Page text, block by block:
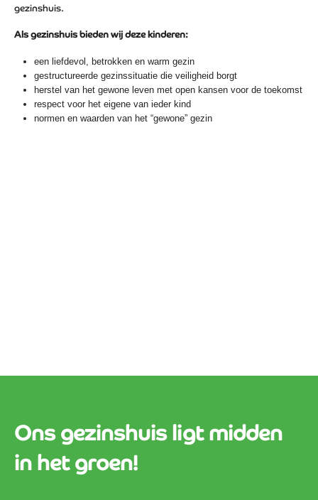
gezinshuis.
Als gezinshuis bieden wij deze kinderen:
een liefdevol, betrokken en warm gezin
gestructureerde gezinssituatie die veiligheid borgt
herstel van het gewone leven met open kansen voor de toekomst
respect voor het eigene van ieder kind
normen en waarden van het “gewone” gezin
Ons gezinshuis ligt midden
in het groen!